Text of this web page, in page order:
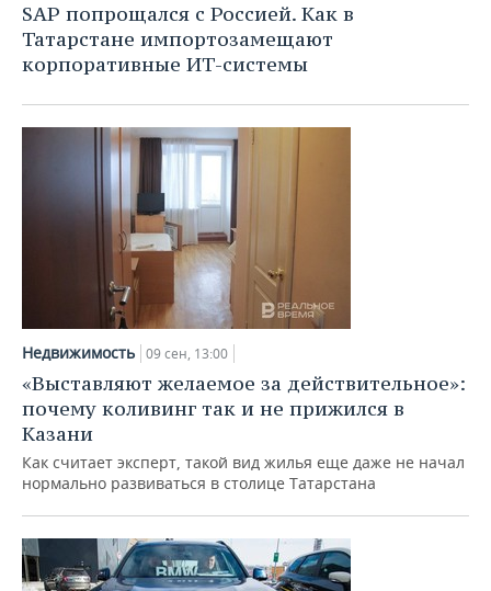
SAP попрощался с Россией. Как в
Татарстане импортозамещают
корпоративные ИТ-системы
Недвижимость 09 сен, 13:00
«Выставляют желаемое за действительное»:
почему коливинг так и не прижился в
Казани
Как считает эксперт, такой вид жилья еще даже не начал
нормально развиваться в столице Татарстана